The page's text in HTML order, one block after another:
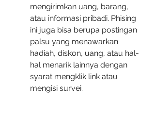
mengirimkan uang, barang,
atau informasi pribadi. Phising
ini juga bisa berupa postingan
palsu yang menawarkan
hadiah, diskon, uang, atau hal-
hal menarik lainnya dengan
syarat mengklik link atau
mengisi survei.